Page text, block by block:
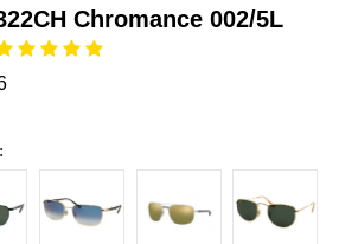
Chromance 002/5L